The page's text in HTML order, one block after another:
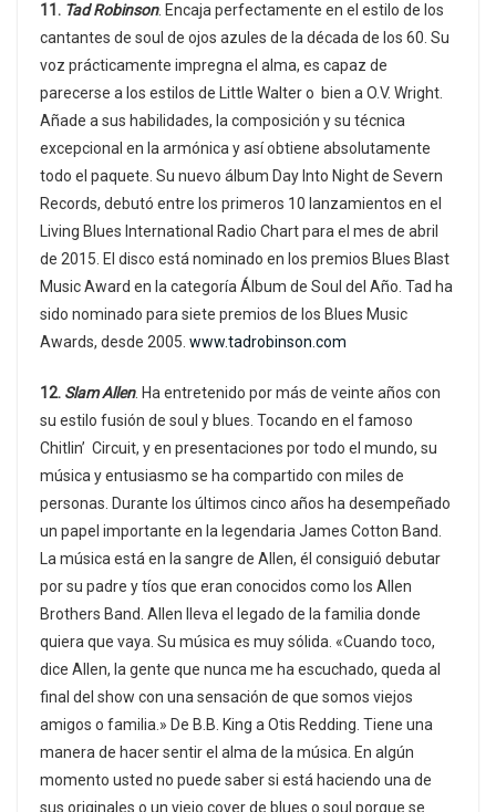
11. Tad Robinson. Encaja perfectamente en el estilo de los
cantantes de soul de ojos azules de la década de los 60. Su
voz prácticamente impregna el alma, es capaz de
parecerse a los estilos de Little Walter o bien a O.V. Wright.
Añade a sus habilidades, la composición y su técnica
excepcional en la armónica y así obtiene absolutamente
todo el paquete. Su nuevo álbum Day Into Night de Severn
Records, debutó entre los primeros 10 lanzamientos en el
Living Blues International Radio Chart para el mes de abril
de 2015. El disco está nominado en los premios Blues Blast
Music Award en la categoría Álbum de Soul del Año. Tad ha
sido nominado para siete premios de los Blues Music
Awards, desde 2005. www.tadrobinson.com
12. Slam Allen. Ha entretenido por más de veinte años con
su estilo fusión de soul y blues. Tocando en el famoso
Chitlin’ Circuit, y en presentaciones por todo el mundo, su
música y entusiasmo se ha compartido con miles de
personas. Durante los últimos cinco años ha desempeñado
un papel importante en la legendaria James Cotton Band.
La música está en la sangre de Allen, él consiguió debutar
por su padre y tíos que eran conocidos como los Allen
Brothers Band. Allen lleva el legado de la familia donde
quiera que vaya. Su música es muy sólida. «Cuando toco,
dice Allen, la gente que nunca me ha escuchado, queda al
final del show con una sensación de que somos viejos
amigos o familia.» De B.B. King a Otis Redding. Tiene una
manera de hacer sentir el alma de la música. En algún
momento usted no puede saber si está haciendo una de
sus originales o un viejo cover de blues o soul porque se